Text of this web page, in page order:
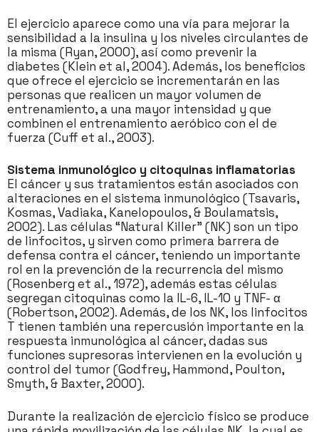
El ejercicio aparece como una vía para mejorar la
sensibilidad a la insulina y los niveles circulantes de
la misma (Ryan, 2000), así como prevenir la
diabetes (Klein et al, 2004). Además, los beneficios
que ofrece el ejercicio se incrementarán en las
personas que realicen un mayor volumen de
entrenamiento, a una mayor intensidad y que
combinen el entrenamiento aeróbico con el de
fuerza (Cuff et al., 2003).
Sistema inmunológico y citoquinas inflamatorias
El cáncer y sus tratamientos están asociados con
alteraciones en el sistema inmunológico (Tsavaris,
Kosmas, Vadiaka, Kanelopoulos, & Boulamatsis,
2002). Las células “Natural Killer” (NK) son un tipo
de linfocitos, y sirven como primera barrera de
defensa contra el cáncer, teniendo un importante
rol en la prevención de la recurrencia del mismo
(Rosenberg et al., 1972), además estas células
segregan citoquinas como la IL-6, IL-10 y TNF- α
(Robertson, 2002). Además, de los NK, los linfocitos
T tienen también una repercusión importante en la
respuesta inmunológica al cáncer, dadas sus
funciones supresoras intervienen en la evolución y
control del tumor (Godfrey, Hammond, Poulton,
Smyth, & Baxter, 2000).
Durante la realización de ejercicio físico se produce